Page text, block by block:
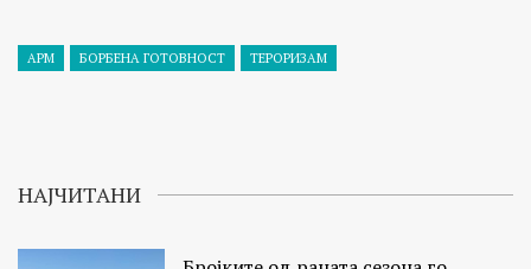
АРМ БОРБЕНА ГОТОВНОСТ ТЕРОРИЗАМ
НАЈЧИТАНИ